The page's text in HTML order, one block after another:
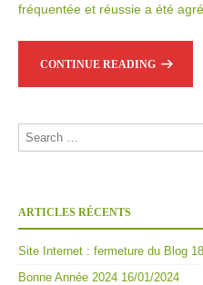
fréquentée et réussie a été
CONTINUE READING
ARTICLES RÉCENTS
Site Internet : fermeture du Blog
Bonne Année 2024 16/01/2024